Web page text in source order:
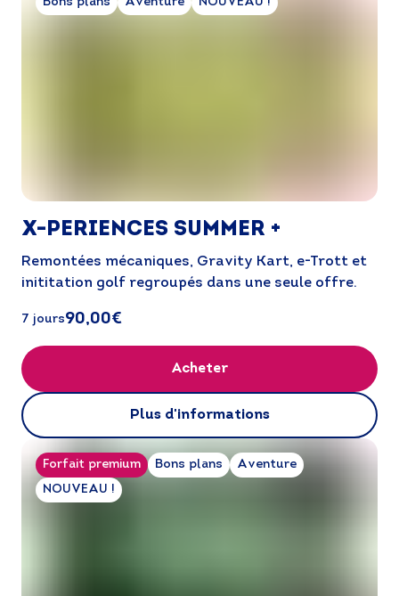
La Rosière
commencent
ici...
X-PERIENCES SUMMER +
Remontées mécaniques, Gravity Kart, e-Trott et
inititation golf regroupés dans une seule offre.
7 jours90,00€
Acheter
Plus d'informations
Forfait premium Bons plans
Aventure
NOUVEAU !